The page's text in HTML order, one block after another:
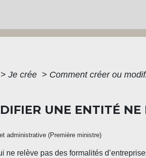
> Je crée > Comment créer ou
UNE ENTITÉ
administrative (Première ministre)
ne relève pas des formalités